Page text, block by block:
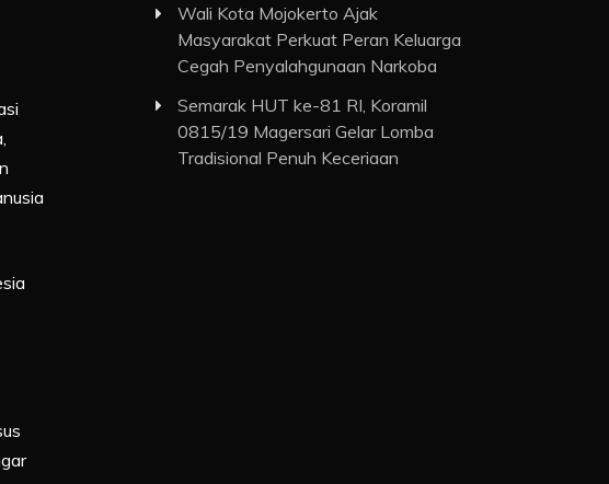
Wali Kota Mojokerto Ajak
Masyarakat Perkuat Peran Keluarga
Cegah Penyalahgunaan Narkoba
Semarak HUT ke-81 RI, Koramil
0815/19 Magersari Gelar Lomba
Tradisional Penuh Keceriaan